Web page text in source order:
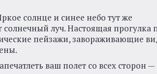
солнце и синее небо тут же
луч. Настоящая прогулка
пейзажи, завораживающие
ваш полет со всех сторон —